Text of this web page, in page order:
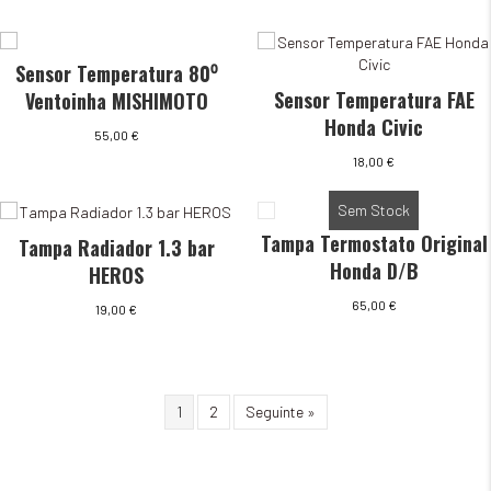
Sensor Temperatura 80⁰
Ventoinha MISHIMOTO
55,00 €
Sensor Temperatura FAE
Honda Civic
18,00 €
Tampa Radiador 1.3 bar
HEROS
19,00 €
Sem Stock
Tampa Termostato Original
Honda D/B
65,00 €
1 2 Seguinte »